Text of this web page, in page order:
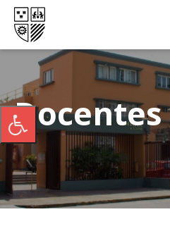
Docentes